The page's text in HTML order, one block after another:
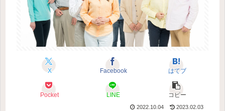
X Facebook はてブ
Pocket LINE コピー
2022.10.04 2023.02.03